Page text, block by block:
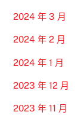
2024 年 3 月
2024 年 2 月
2024 年 1 月
2023 年 12 月
2023 年 11 月